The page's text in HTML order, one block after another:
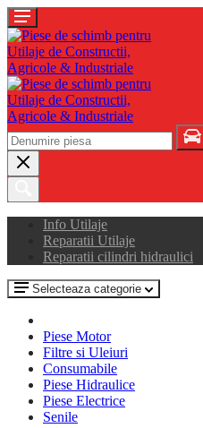
Info Utilaje
Reparatii Utilaje
Reparatii cilindri hidraulici
Selecteaza categorie
Piese Motor
Filtre si Uleiuri
Consumabile
Piese Hidraulice
Piese Electrice
Senile